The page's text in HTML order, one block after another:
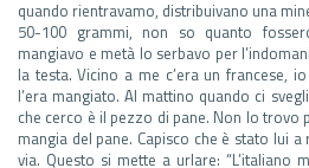
quando rientravamo, distribuivano una
50-100 grammi, non so quanto
mangiavo e metà lo serbavo per
la testa. Vicino a me c’era un francese,
l’era mangiato. Al mattino quando ci
che cerco è il pezzo di pane. Non lo trovo
mangia del pane. Capisco che è stato lui
via. Questo si mette a urlare: “L’italiano